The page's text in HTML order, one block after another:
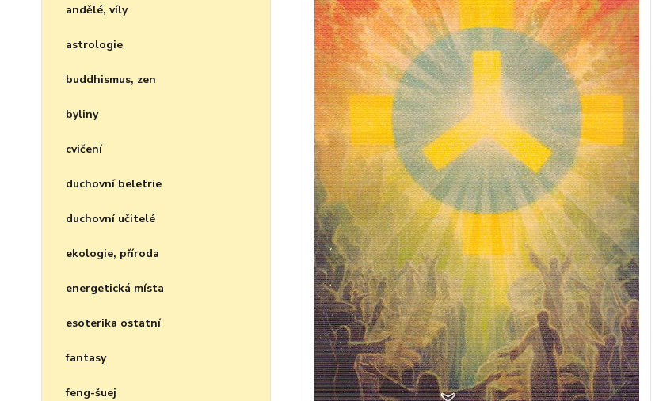
andělé, víly
astrologie
buddhismus, zen
byliny
cvičení
duchovní beletrie
duchovní učitelé
ekologie, příroda
energetická místa
esoterika ostatní
fantasy
feng-šuej